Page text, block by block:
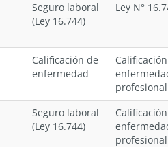
Seguro laboral
(Ley 16.744)
Ley N°
Calificación de
enfermedad
Calificación
profesional
Seguro laboral
(Ley 16.744)
Calificación
profesional